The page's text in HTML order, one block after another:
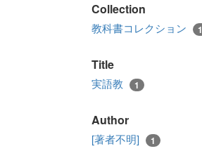
Collection
教科書コレクション 1
Title
実語教 1
Author
[著者不明] 1